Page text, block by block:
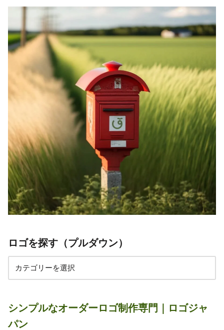
ロゴを探す（プルダウン）
シンプルなオーダーロゴ制作専門｜ロゴジャ
パン